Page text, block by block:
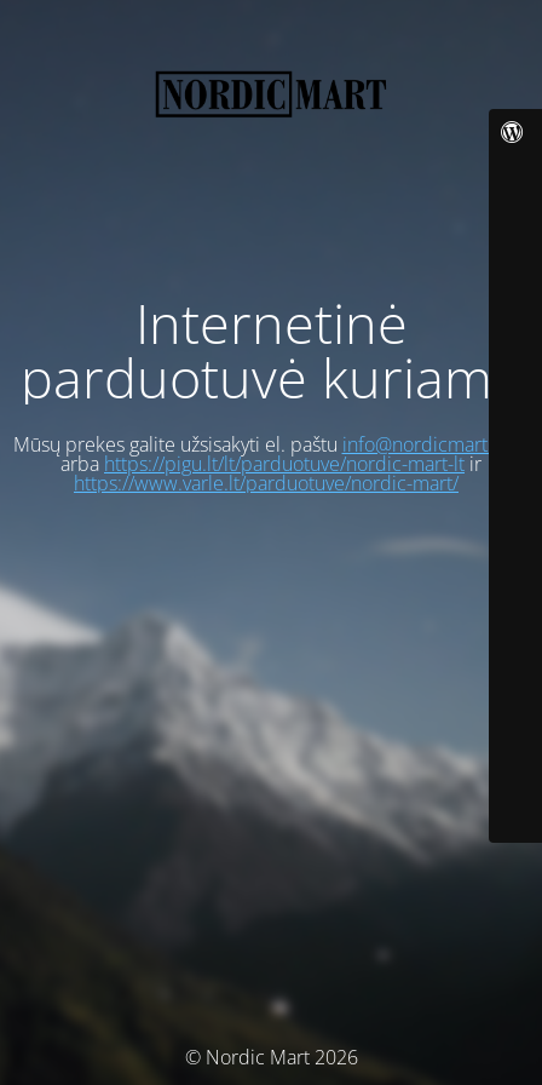
Internetinė
parduotuvė kuriama
Mūsų prekes galite užsisakyti el. paštu info@nordicmart.com
arba https://pigu.lt/lt/parduotuve/nordic-mart-ltir
https://www.varle.lt/parduotuve/nordic-mart/
© Nordic Mart 2026